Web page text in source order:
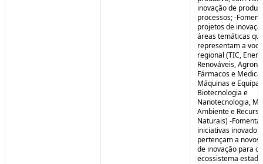
inovação de
processos; -
projetos de
áreas temáticas
representam a
regional (TIC,
Renováveis,
Fármacos e
Máquinas e
Biotecnologia e
Nanotecnologia,
Ambiente e
Naturais) -Fomentar
iniciativas
pertençam a novos
de inovação para o
ecossistema